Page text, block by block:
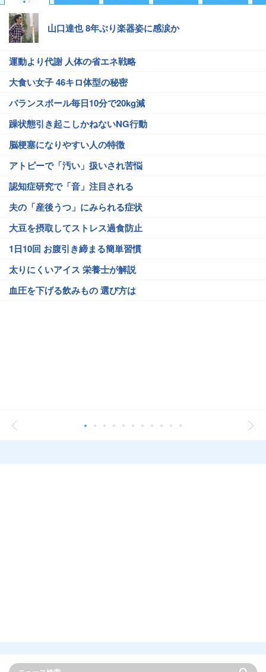
山口達也 8年ぶり楽器姿に感涙か
運動より代謝 人体の省エネ戦略
大食い女子 46キロ体型の秘密
バランスボール毎日10分で20kg減
躁状態引き起こしかねないNG行動
脳梗塞になりやすい人の特徴
アトピーで「汚い」扱いされ苦悩
認知症研究で「音」注目される
夫の「産後うつ」にみられる症状
大豆を摂取してストレス過食防止
1日10回 お腹引き締まる簡単習慣
太りにくいアイス 栄養士が解説
血圧を下げる飲みもの 選び方は